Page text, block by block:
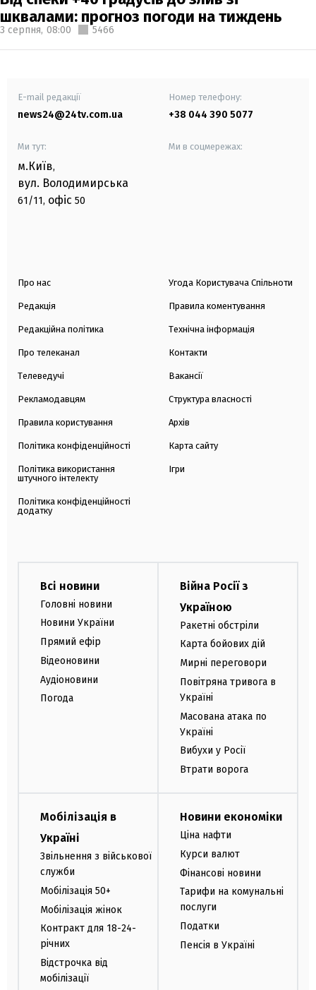
шквалами: прогноз погоди на тиждень
3 серпня, 08:00 5466
E-mail редакції
news24@24tv.com.ua
Номер телефону:
+38 044 390 5077
Ми тут:
м.Київ,
вул. Володимирська
61/11, офіс 50
Ми в соцмережах:
Про нас
Редакція
Редакційна політика
Про телеканал
Телеведучі
Рекламодавцям
Правила користування
Політика конфіденційності
Політика використання
штучного інтелекту
Політика конфіденційності
додатку
Угода Користувача Спільноти
Правила коментування
Технічна інформація
Контакти
Вакансії
Структура власності
Архів
Карта сайту
Ігри
Всі новини
Головні новини
Новини України
Прямий ефір
Відеоновини
Аудіоновини
Погода
Війна Росії з
Україною
Ракетні обстріли
Карта бойових дій
Мирні переговори
Повітряна тривога в
Україні
Масована атака по
Україні
Вибухи у Росії
Втрати ворога
Мобілізація в
Україні
Звільнення з військової
служби
Мобілізація 50+
Мобілізація жінок
Контракт для 18-24-
річних
Відстрочка від
мобілізації
Новини економіки
Ціна нафти
Курси валют
Фінансові новини
Тарифи на комунальні
послуги
Податки
Пенсія в Україні